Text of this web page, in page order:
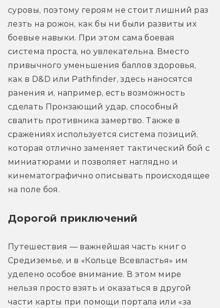
суровы, поэтому героям не стоит лишний раз
лезть на рожон, как бы ни были развиты их
боевые навыки. При этом сама боевая
система проста, но увлекательна. Вместо
привычного уменьшения баллов здоровья,
как в D&D или Pathfinder, здесь наносятся
ранения и, например, есть возможность
сделать Пронзающий удар, способный
свалить противника замертво. Также в
сражениях используется система позиций,
которая отлично заменяет тактический бой с
миниатюрами и позволяет наглядно и
кинематографично описывать происходящее
на поле боя.
Дорогой приключений
Путешествия — важнейшая часть книг о
Средиземье, и в «Кольце Всевластья» им
уделено особое внимание. В этом мире
нельзя просто взять и оказаться в другой
части карты при помощи портала или «за